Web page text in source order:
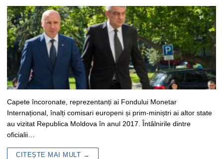
Capete încoronate, reprezentanți ai Fondului Monetar
Internațional, înalți comisari europeni și prim-miniștri ai altor state
au vizitat Republica Moldova în anul 2017. Întâlnirile dintre
oficialii…
CITEȘTE MAI MULT →